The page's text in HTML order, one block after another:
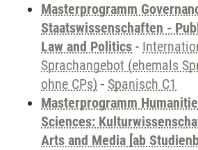
Masterprogramm
Staatswissenschaften -
Law and Politics -
Sprachangebot (ehemals
ohne CPs) - Spanisch C1
Masterprogramm
Sciences:
Arts and Media [ab